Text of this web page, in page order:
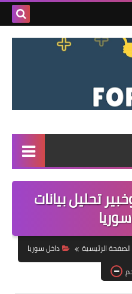
بحث
القائمة
مناقصات
فرص عمل داخل سوريا
فرص عمل في تركيا
فرص عمل في العراق
تحليل بيانات
الصفحة الرئيسية
داخل سوريا